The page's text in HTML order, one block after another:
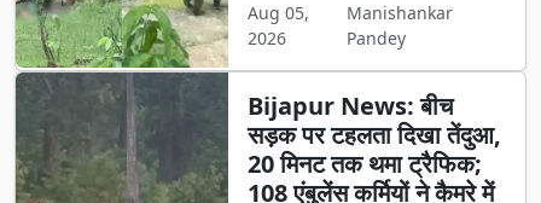
Aug 05,
2026
Manishankar
Pandey
Bijapur News: बीच
सड़क पर टहलता दिखा तेंदुआ,
20 मिनट तक थमा ट्रैफिक;
108 एंबुलेंस कर्मियों ने कैमरे में